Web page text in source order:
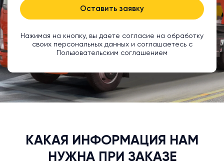
Оставить заявку
Нажимая на кнопку, вы даете согласие на обработку
своих персональных данных и соглашаетесь с
Пользовательским соглашением
КАКАЯ ИНФОРМАЦИЯ НАМ
НУЖНА ПРИ ЗАКАЗЕ